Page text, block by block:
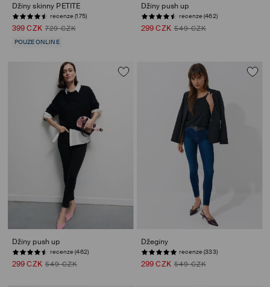
Džíny skinny PETITE
recenze (175)
399 CZK 729 CZK
POUZE ONLINE
Džíny push up
recenze (462)
299 CZK 549 CZK
Džíny push up
recenze (462)
299 CZK 549 CZK
Džegíny
recenze (333)
299 CZK 549 CZK